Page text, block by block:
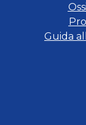
Guida